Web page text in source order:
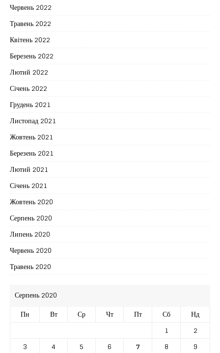
Червень 2022
Травень 2022
Квітень 2022
Березень 2022
Лютий 2022
Січень 2022
Грудень 2021
Листопад 2021
Жовтень 2021
Березень 2021
Лютий 2021
Січень 2021
Жовтень 2020
Серпень 2020
Липень 2020
Червень 2020
Травень 2020
Серпень 2020
Пн
Вт Ср Чт Пт Сб
Нд
1
2
3
4 5 6 7 8 9